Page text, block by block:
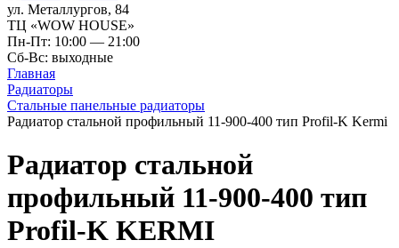
ул. Металлургов, 84
ТЦ «WOW HOUSE»
Пн-Пт: 10:00 — 21:00
Сб-Вс: выходные
Главная
Радиаторы
Стальные панельные радиаторы
Радиатор стальной профильный 11-900-400 тип Profil-K Kermi
Радиатор стальной
профильный 11-900-400 тип
Profil-K KERMI